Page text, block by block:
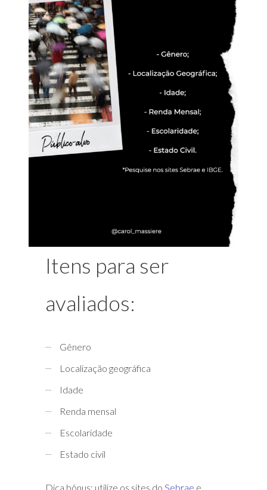
Itens para ser
avaliados:
Gênero
Localização geográfica
Idade
Renda mensal
Escolaridade
Estado civil
Dica bônus: utilize os sites do Sebrae e